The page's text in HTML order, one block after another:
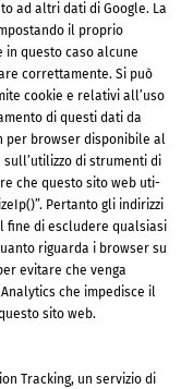
ad altri dati di Google. La
il proprio
questo caso alcune
correttamente. Si può
cookie e relativi all’uso
di questi dati da
per browser disponibile al
di strumenti di
che questo sito web uti-
Pertanto gli indirizzi
fine di escludere qualsiasi
riguarda i browser su
evitare che venga
che impedisce il
sito web.
Tracking, un servizio di